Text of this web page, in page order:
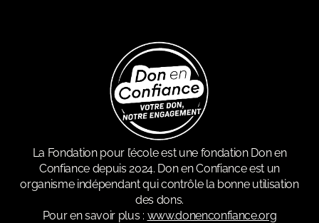
La Fondation pour l’école est une fondation Don en
Confiance depuis 2024. Don en Confiance est un
organisme indépendant qui contrôle la bonne utilisation
des dons.
Pour en savoir plus : www.donenconfiance.org